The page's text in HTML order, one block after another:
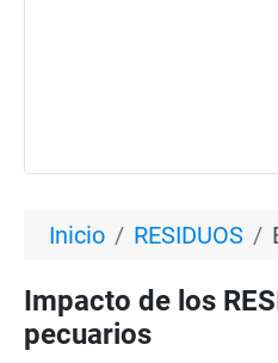
Inicio RESIDUOS
Impacto de los
pecuarios